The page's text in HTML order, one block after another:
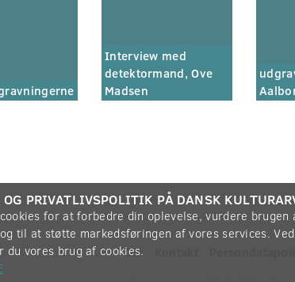
Interview med
detektormand, Ove
Madsen
Om
OG PRIVATLIVSPOLITIK PÅ DANSK
for at forbedre din oplevelse, vurdere brugen
til at støtte markedsføringen af vores services.
du vores brug af cookies.